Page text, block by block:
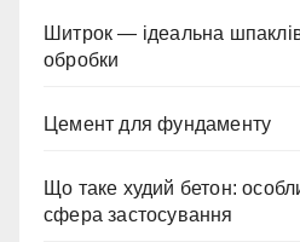
Шитрок — ідеальна
обробки
Цемент для фундаменту
Що таке худий бетон:
сфера застосування